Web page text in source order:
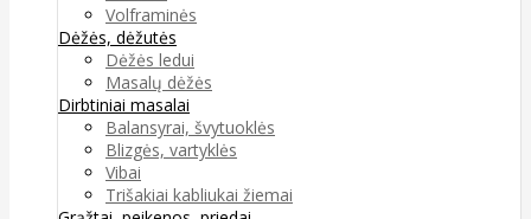
Volframinės
Dėžės, dėžutės
Dėžės ledui
Masalų dėžės
Dirbtiniai masalai
Balansyrai, švytuoklės
Blizgės, vartyklės
Vibai
Trišakiai kabliukai žiemai